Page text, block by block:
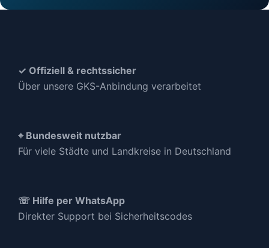
✓ Offiziell & rechtssicher
Über unsere GKS-Anbindung verarbeitet
⌖ Bundesweit nutzbar
Für viele Städte und Landkreise in Deutschland
☏ Hilfe per WhatsApp
Direkter Support bei Sicherheitscodes